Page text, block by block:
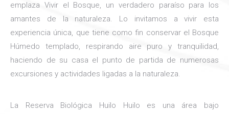
emplaza Vivir el Bosque, un verdadero paraíso para los
amantes de la naturaleza. Lo invitamos a vivir esta
experiencia única, que tiene como fin conservar el Bosque
Húmedo templado, respirando aire puro y tranquilidad,
haciendo de su casa el punto de partida de numerosas
excursiones y actividades ligadas a la naturaleza.
La Reserva Biológica Huilo Huilo es una área bajo